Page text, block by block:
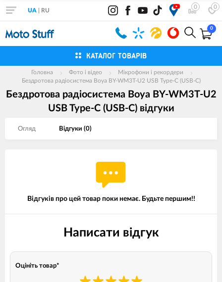
0 0
UA RU
0
КАТАЛОГ ТОВАРІВ
Головна Фото і відео
Мікрофони і рекордери
Бездротова радіосистема Boya BY-WM3T-U2 USB Type-C (USB-C)
Бездротова радіосистема Boya BY-WM3T-U2
USB Type-C (USB-C) вiдгуки
Огляд Вiдгуки (0)
Відгуків про цей товар поки немає. Будьте першим!!
Написати відгук
Оцініть товар*